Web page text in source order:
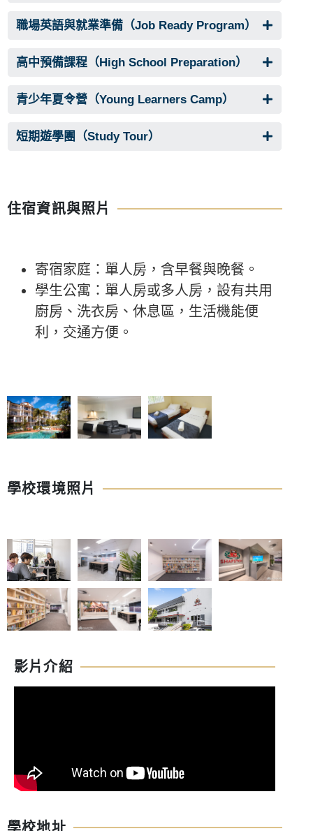
職場英語與就業準備（Job Ready Program）
高中預備課程（High School Preparation）
青少年夏令營（Young Learners Camp）
短期遊學團（Study Tour）
住宿資訊與照片
寄宿家庭：單人房，含早餐與晚餐。
學生公寓：單人房或多人房，設有共用
廚房、洗衣房、休息區，生活機能便
利，交通方便。
學校環境照片
影片介紹
學校地址